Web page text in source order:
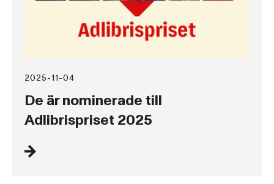
2025-11-04
De är nominerade till
Adlibrispriset 2025